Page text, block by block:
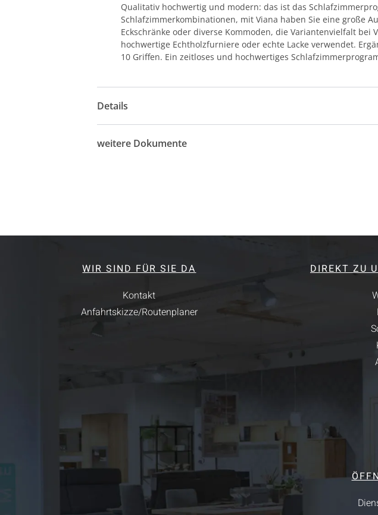
Qualitativ hochwertig und modern: das ist das
Schlafzimmerkombinationen, mit Viana haben Sie eine große
Eckschränke oder diverse Kommoden, die Variantenvielfalt
hochwertige Echtholzfurniere oder echte Lacke verwendet.
10 Griffen. Ein zeitloses und hochwertiges
Details
weitere Dokumente
WIR SIND FÜR SIE DA
Kontakt
Anfahrtskizze/Routenplaner
DIREKT ZU